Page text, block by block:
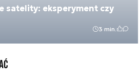
satelity: eksperyment czy
3 min.